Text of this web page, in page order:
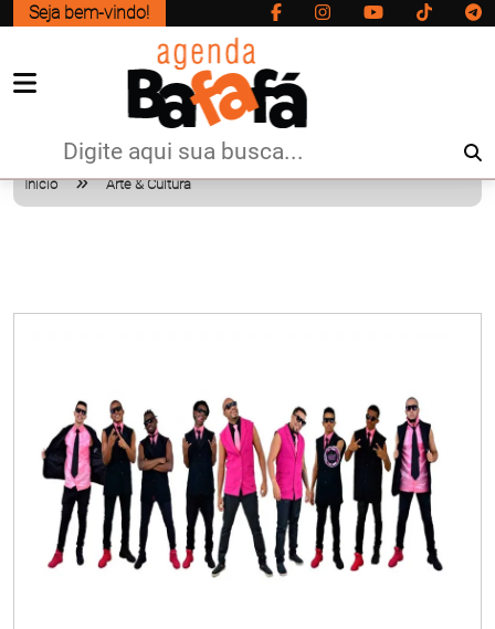
Seja bem-vindo!
Início Arte & Cultura